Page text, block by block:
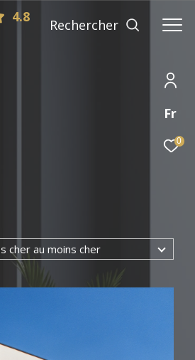
Fr
0
Rechercher
cher au moins cher